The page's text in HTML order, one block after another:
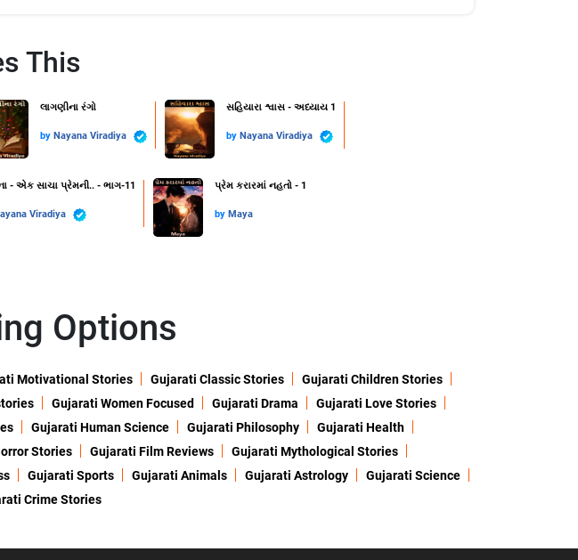
This
લાગણીના રંગો
by Nayana Viradiya
સહિયારા શ્વાસ - અધ્યાય 1
by Nayana Viradiya
- એક સાચા પ્રેમની.. - ભાગ-11
Viradiya
પ્રેમ કરારમાં નહતો - 1
by Maya
Options
Motivational Stories Gujarati Classic Stories
Gujarati Children Stories
Gujarati Women Focused Gujarati Drama
Gujarati Love Stories
Gujarati Human Science Gujarati Philosophy
Gujarati Health
Stories Gujarati Film Reviews
Gujarati Mythological Stories
Gujarati Sports Gujarati Animals Gujarati Astrology
Gujarati Science
Crime Stories